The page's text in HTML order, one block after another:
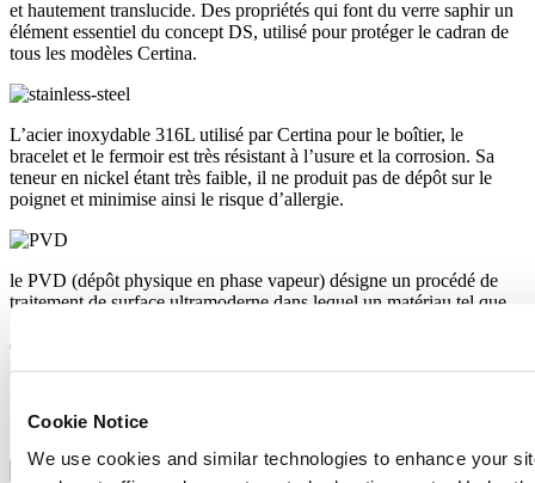
Cookie Notice
We use cookies and similar technologies to enhance your
et hautement translucide. Des propriétés qui font du verre saphir un
élément essentiel du concept DS, utilisé pour protéger le cadran de
tous les modèles Certina.
L’acier inoxydable 316L utilisé par Certina pour le boîtier, le
bracelet et le fermoir est très résistant à l’usure et la corrosion. Sa
teneur en nickel étant très faible, il ne produit pas de dépôt sur le
poignet et minimise ainsi le risque d’allergie.
le PVD (dépôt physique en phase vapeur) désigne un procédé de
traitement de surface ultramoderne dans lequel un matériau tel que
l’or peut être transféré sous forme de vapeur sur une pièce à usiner
en acier ou en titane. Le résultat est aussi esthétique que durable : le
PVD est résistant, anticorrosion et très dur.
Caractéristiques
Spiral Nivachron™